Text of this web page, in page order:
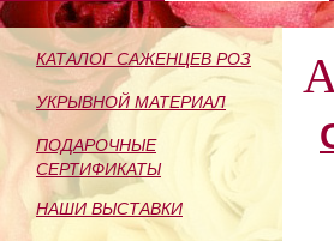
ПИТОМНИКА
КАТАЛОГ САЖЕНЦЕВ РОЗ
УКРЫВНОЙ МАТЕРИАЛ
ПОДАРОЧНЫЕ
СЕРТИФИКАТЫ
НАШИ ВЫСТАВКИ